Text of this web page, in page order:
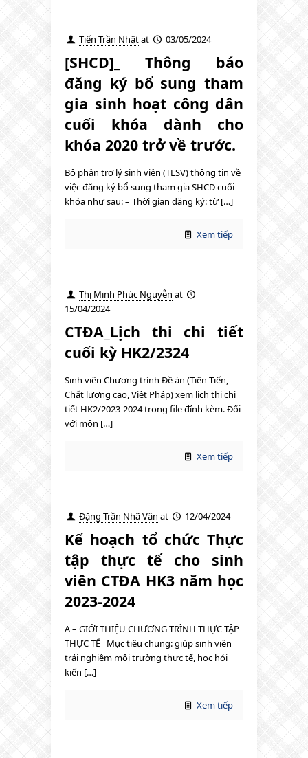
Tiến Trần Nhậtat 03/05/2024
[SHCD]_ Thông báo
đăng ký bổ sung tham
gia sinh hoạt công dân
cuối khóa dành cho
khóa 2020 trở về trước.
Bộ phận trợ lý sinh viên (TLSV) thông tin về
việc đăng ký bổ sung tham gia SHCD cuối
khóa như sau: – Thời gian đăng ký: từ […]
Xem tiếp
Thị Minh Phúc Nguyễn at
15/04/2024
CTĐA_Lịch thi chi tiết
cuối kỳ HK2/2324
Sinh viên Chương trình Đề án (Tiên Tiến,
Chất lượng cao, Việt Pháp) xem lịch thi chi
tiết HK2/2023-2024 trong file đính kèm. Đối
với môn […]
Xem tiếp
Đặng Trần Nhã Vân at 12/04/2024
Kế hoạch tổ chức Thực
tập thực tế cho sinh
viên CTĐA HK3 năm học
2023-2024
A – GIỚI THIỆU CHƯƠNG TRÌNH THỰC TẬP
THỰC TẾ Mục tiêu chung: giúp sinh viên
trải nghiệm môi trường thực tế, học hỏi
kiến […]
Xem tiếp